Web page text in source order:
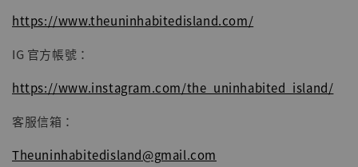
https://www.theuninhabitedisland.com/
IG 官方帳號：
https://www.instagram.com/the_uninhabited_island/
客服信箱：
Theuninhabitedisland@gmail.com